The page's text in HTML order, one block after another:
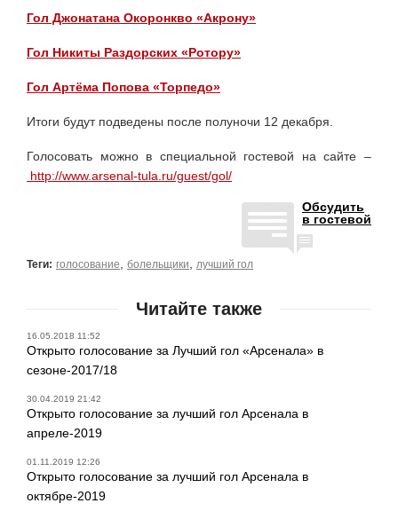
Гол Джонатана Окоронкво «Акрону»
Гол Никиты Раздорских «Ротору»
Гол Артёма Попова «Торпедо»
Итоги будут подведены после полуночи 12 декабря.
Голосовать можно в специальной гостевой на сайте –
http://www.arsenal-tula.ru/guest/gol/
Обсудить
в гостевой
Теги: голосование болельщики лучший гол
Читайте также
16.05.2018 11:52
Открыто голосование за Лучший гол «Арсенала» в
сезоне-2017/18
30.04.2019 21:42
Открыто голосование за лучший гол Арсенала в
апреле-2019
01.11.2019 12:26
Открыто голосование за лучший гол Арсенала в
октябре-2019